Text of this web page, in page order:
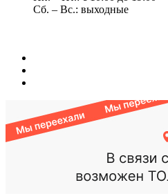
Сб. – Вс.: выходные